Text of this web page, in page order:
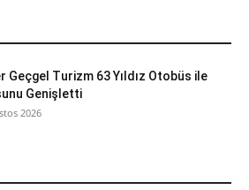
Geçgel Turizm 63 Yıldız Otobüs ile
Genişletti
2026